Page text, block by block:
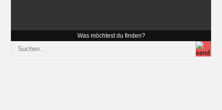
Was möchtest du finden?